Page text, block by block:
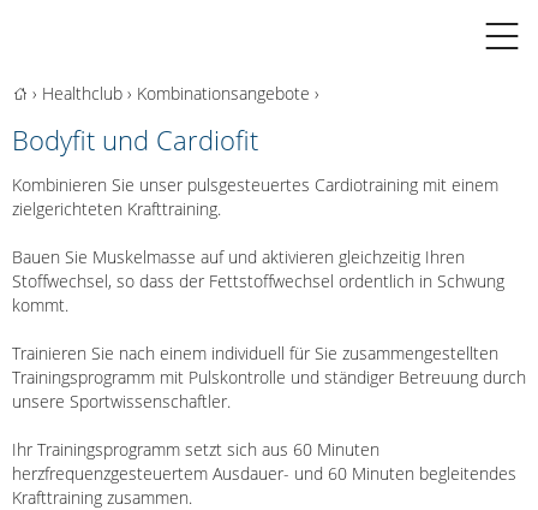
› Healthclub › Kombinationsangebote ›
Bodyfit und Cardiofit
Kombinieren Sie unser pulsgesteuertes Cardiotraining mit einem
zielgerichteten Krafttraining.
Bauen Sie Muskelmasse auf und aktivieren gleichzeitig Ihren
Stoffwechsel, so dass der Fettstoffwechsel ordentlich in Schwung
kommt.
Trainieren Sie nach einem individuell für Sie zusammengestellten
Trainingsprogramm mit Pulskontrolle und ständiger Betreuung durch
unsere Sportwissenschaftler.
Ihr Trainingsprogramm setzt sich aus 60 Minuten
herzfrequenzgesteuertem Ausdauer- und 60 Minuten begleitendes
Krafttraining zusammen.